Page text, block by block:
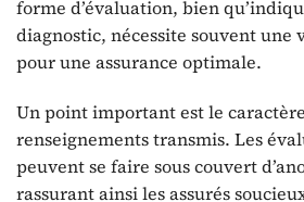
forme d’évaluation, bien
diagnostic, nécessite souvent une
pour une assurance optimale.
Un point important est le
renseignements transmis. Les
peuvent se faire sous couvert
rassurant ainsi les assurés